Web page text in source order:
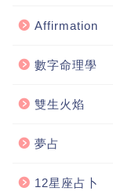
Affirmation
數字命理學
雙生火焰
夢占
12星座占卜